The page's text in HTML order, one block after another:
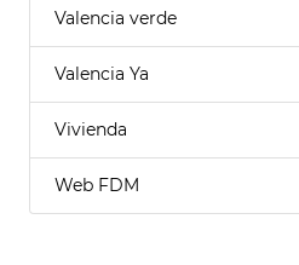
Valencia verde
Valencia Ya
Vivienda
Web FDM